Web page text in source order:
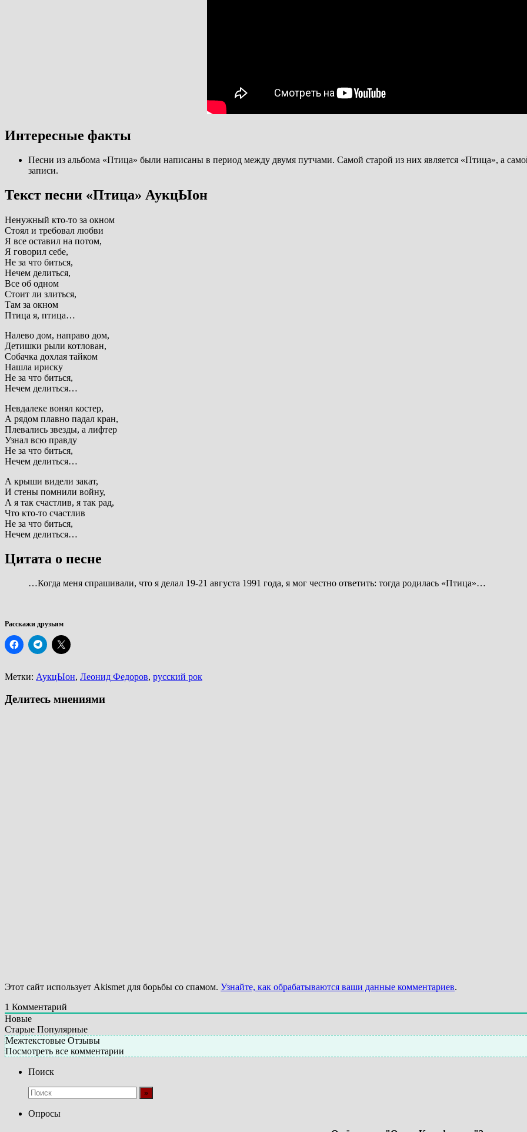
Интересные факты
Песни из альбома «Птица» были написаны в период между двумя путчами. Самой старой из них является «Птица», а
записи.
Текст песни «Птица» АукцЫон
Ненужный кто-то за окном
Стоял и требовал любви
Я все оставил на потом,
Я говорил себе,
Не за что биться,
Нечем делиться,
Все об одном
Стоит ли злиться,
Там за окном
Птица я, птица…
Налево дом, направо дом,
Детишки рыли котлован,
Собачка дохлая тайком
Нашла ириску
Не за что биться,
Нечем делиться…
Невдалеке вонял костер,
А рядом плавно падал кран,
Плевались звезды, а лифтер
Узнал всю правду
Не за что биться,
Нечем делиться…
А крыши видели закат,
И стены помнили войну,
А я так счастлив, я так рад,
Что кто-то счастлив
Не за что биться,
Нечем делиться…
Цитата о песне
…Когда меня спрашивали, что я делал 19-21 августа 1991 года, я мог честно ответить: тогда родилась «Птица»…
Расскажи друзьям
Метки: АукцЫон, Леонид Федоров, русский рок
Делитесь мнениями
Этот сайт использует Akismet для борьбы со спамом. Узнайте, как обрабатываются ваши данные комментариев.
1 Комментарий
Новые
Старые Популярные
Межтекстовые Отзывы
Посмотреть все комментарии
Поиск
Опросы